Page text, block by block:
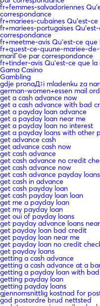
fr+femmes-salvadoriennes
correspondance
fr+mariees-cubaines Qu'est-
fr+mariees-portugaises
correspondance
fr+meetme-avis Qu'est-ce
fr+quest-ce-quune-mariee-
mariГ©e par correspondance
fr+tinder-avis Qu'est-ce que
Gama Casino
Gambling
gdje pronaД‡i mladenku za
german-women+essen mail
get a cash advance now
get a cash advance with bad
get a payday loan advance
get a payday loan near me
get a payday loan no interest
get a payday loans with other
get advance cash
get advance cash now
get cash advance
get cash advance no credit
get cash advance now
get cash advance payday loans
get cash in advance
get cash payday loan
get cash payday loan loan
get me a payday loan
get my payday loan
get oui of payday loans
get payday advance loans
get payday loan bad credit
get payday loan near me
get payday loan no credit
get payday loans
getting a cash advance
getting a cash advance at a
getting a payday loan with
getting payday loan
getting payday loans
gjennomsnittlig kostnad for
god postordre brud nettsted